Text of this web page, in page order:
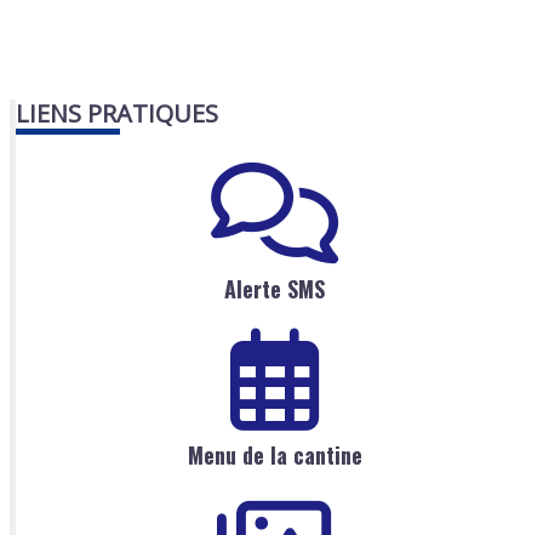
LIENS PRATIQUES
Alerte SMS
Menu de la cantine